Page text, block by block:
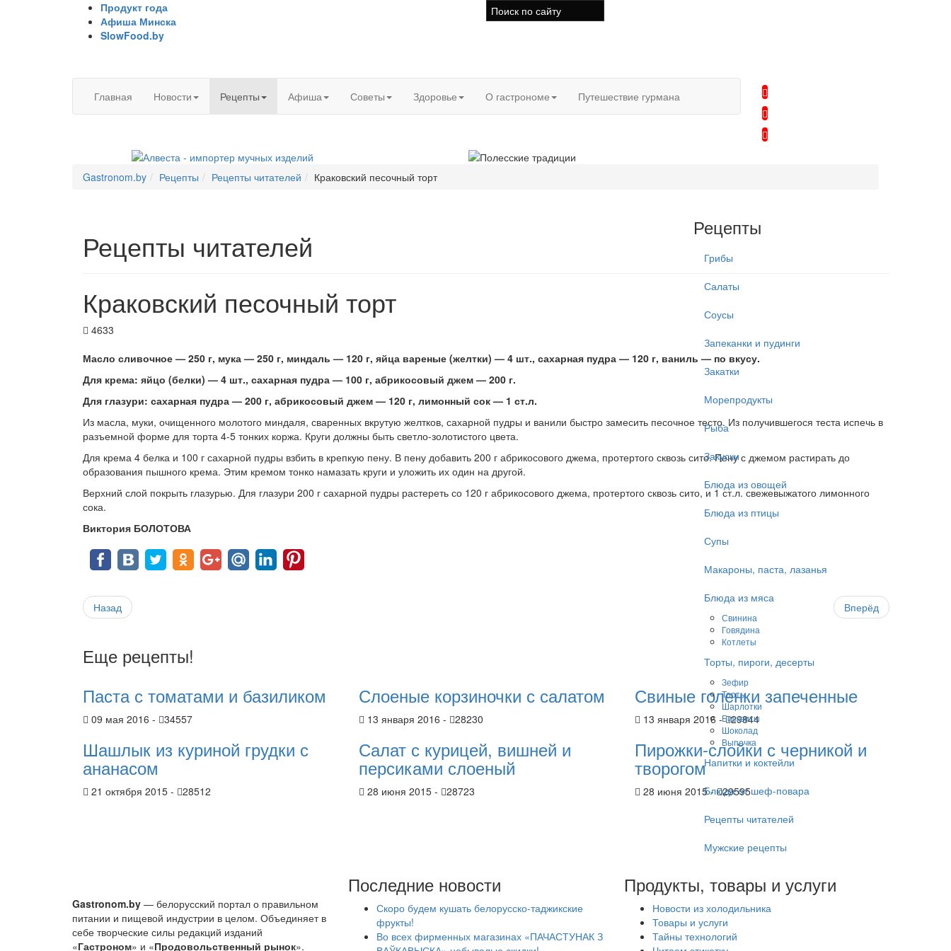
Продукт года
Афиша Минска
SlowFood.by
Главная Новости Рецепты Афиша Советы Здоровье О гастрономе Путешествие гурмана
Gastronom.by Рецепты Рецепты читателей Краковский песочный торт
Рецепты читателей
Краковский песочный торт
4633
Масло сливочное — 250 г, мука — 250 г, миндаль — 120 г, яйца вареные (желтки) — 4 шт., сахарная пудра — 120 г, ваниль — по вкусу.
Для крема: яйцо (белки) — 4 шт., сахарная пудра — 100 г, абрикосовый джем — 200 г.
Для глазури: сахарная пудра — 200 г, абрикосовый джем — 120 г, лимонный сок — 1 ст.л.
Из масла, муки, очищенного молотого миндаля, сваренных вкрутую желтков, сахарной пудры и ванили быстро замесить песочное тесто. Из получившегося теста испечь в
разъемной форме для торта 4-5 тонких коржа. Круги должны быть светло-золотистого цвета.
Для крема 4 белка и 100 г сахарной пудры взбить в крепкую пену. В пену добавить 200 г абрикосового джема, протертого сквозь сито. Пену с джемом растирать до
образования пышного крема. Этим кремом тонко намазать круги и уложить их один на другой.
Верхний слой покрыть глазурью. Для глазури 200 г сахарной пудры растереть со 120 г абрикосового джема, протертого сквозь сито, и 1 ст.л. свежевыжатого лимонного
сока.
Виктория БОЛОТОВА
Назад Вперёд
Еще рецепты!
Паста с томатами и базиликом
09 мая 2016 - 34557
Слоеные корзиночки с салатом
13 января 2016 - 28230
Свиные голенки запеченные
13 января 2016 - 29844
Шашлык из куриной грудки с
ананасом
21 октября 2015 - 28512
Салат с курицей, вишней и
персиками слоеный
28 июня 2015 - 28723
Пирожки-слойки с черникой и
творогом
28 июня 2015 - 29595
Рецепты
Грибы
Салаты
Соусы
Запеканки и пудинги
Закатки
Морепродукты
Рыба
Закуски
Блюда из овощей
Блюда из птицы
Супы
Макароны, паста, лазанья
Блюда из мяса
Свинина
Говядина
Котлеты
Торты, пироги, десерты
Зефир
Торты
Шарлотки
Бисквиты
Шоколад
Выпечка
Напитки и коктейли
Блюда от шеф-повара
Рецепты читателей
Мужские рецепты
Gastronom.by — белорусский портал о правильном
питании и пищевой индустрии в целом. Объединяет в
себе творческие силы редакций изданий
«Гастроном» и «Продовольственный рынок».
Последние новости
Скоро будем кушать белорусско-таджикские
фрукты!
Во всех фирменных магазинах «ПАЧАСТУНАК З
Продукты, товары и услуги
Новости из холодильника
Товары и услуги
Тайны технологий